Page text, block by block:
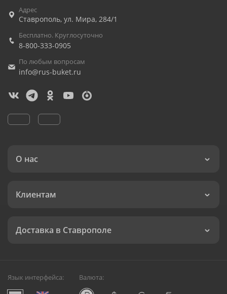
Адрес
Ставрополь, ул. Мира, 284/1
Бесплатно. Круглосуточно
8-800-333-0905
По любым вопросам
info@rus-buket.ru
О нас
Клиентам
Доставка в Ставрополе
Язык интерфейса: Валюта: